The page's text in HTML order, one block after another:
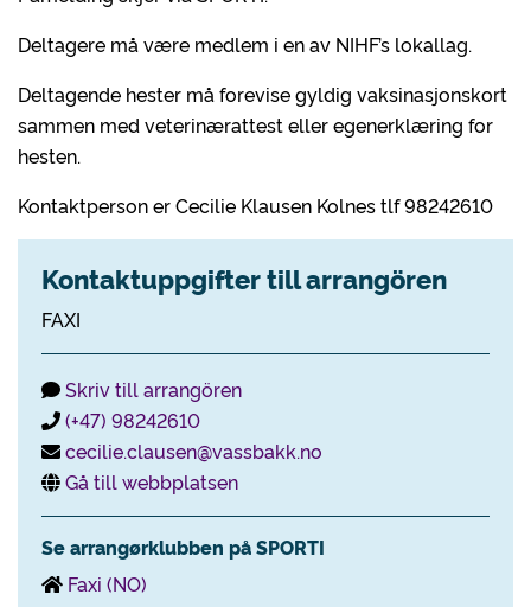
Deltagere må være medlem i en av NIHF’s lokallag.
Deltagende hester må forevise gyldig vaksinasjonskort
sammen med veterinærattest eller egenerklæring for
hesten.
Kontaktperson er Cecilie Klausen Kolnes tlf 98242610
Kontaktuppgifter till arrangören
FAXI
Skriv till arrangören
(+47) 98242610
cecilie.clausen@vassbakk.no
Gå till webbplatsen
Se arrangørklubben på SPORTI
Faxi (NO)